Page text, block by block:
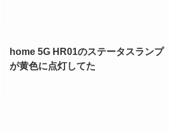
home 5G HR01のステータスランプ
が黄色に点灯してた